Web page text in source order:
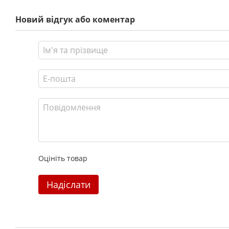
Новий відгук або коментар
Оцініть товар
Надіслати